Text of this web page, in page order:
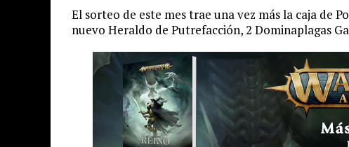
El sorteo de este mes trae una vez más la caja de
nuevo Heraldo de Putrefacción, 2 Dominaplagas